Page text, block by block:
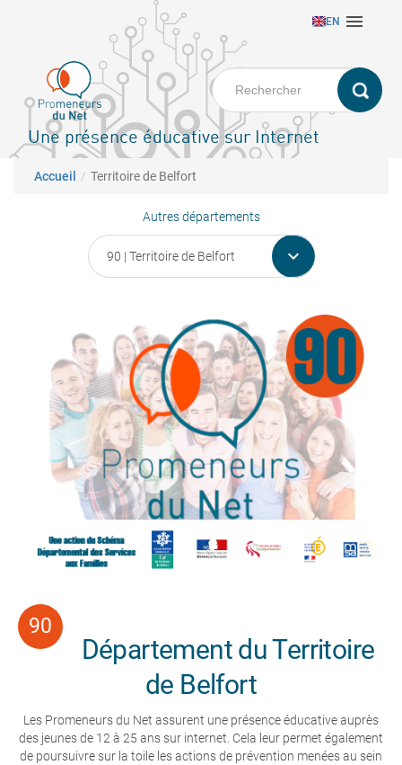
principal
EN 
Une présence éducative sur Internet
Fil d'Ariane
Accueil Territoire de Belfort
Autres départements

Département du Territoire
de Belfort
Les Promeneurs du Net assurent une présence éducative auprès
des jeunes de 12 à 25 ans sur internet. Cela leur permet également
de poursuivre sur la toile les actions de prévention menées au sein